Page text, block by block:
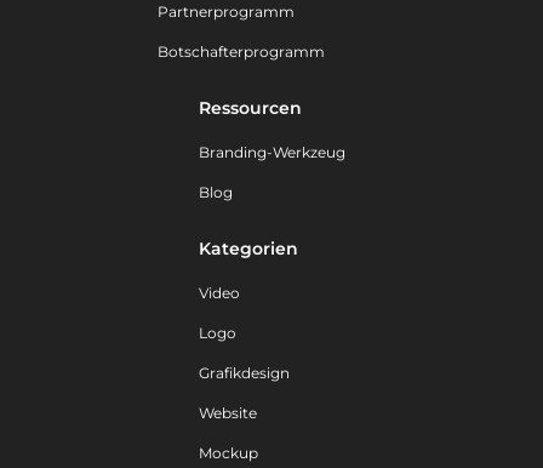
Partnerprogramm
Botschafterprogramm
Ressourcen
Branding-Werkzeug
Blog
Kategorien
Video
Logo
Grafikdesign
Website
Mockup